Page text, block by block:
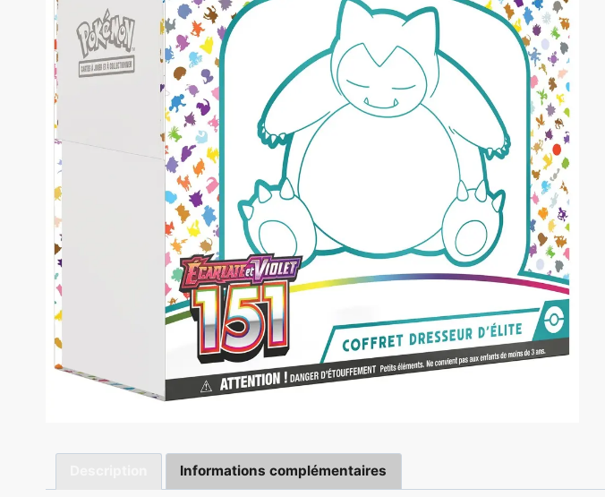
Informations complémentaires